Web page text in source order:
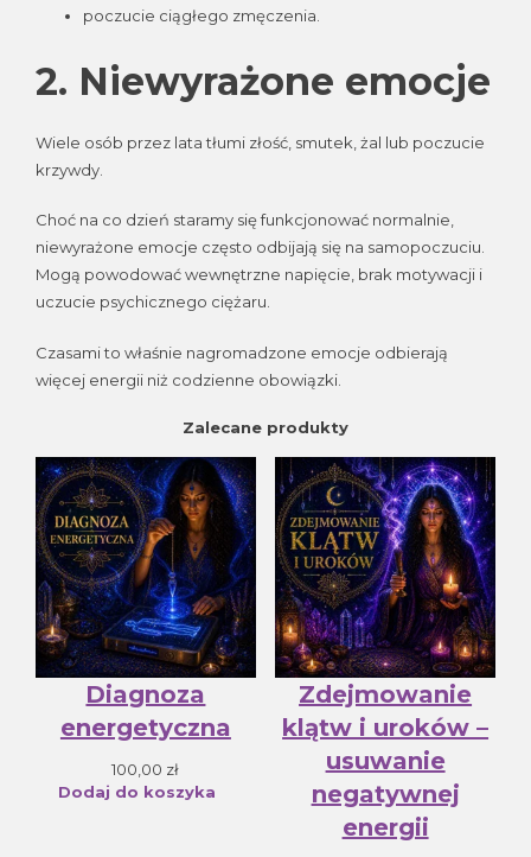
poczucie ciągłego zmęczenia.
2. Niewyrażone emocje
Wiele osób przez lata tłumi złość, smutek, żal lub poczucie
krzywdy.
Choć na co dzień staramy się funkcjonować normalnie,
niewyrażone emocje często odbijają się na samopoczuciu.
Mogą powodować wewnętrzne napięcie, brak motywacji i
uczucie psychicznego ciężaru.
Czasami to właśnie nagromadzone emocje odbierają
więcej energii niż codzienne obowiązki.
Zalecane produkty
Diagnoza
energetyczna
100,00 zł
Dodaj do koszyka
Zdejmowanie
klątw i uroków –
usuwanie
negatywnej
energii